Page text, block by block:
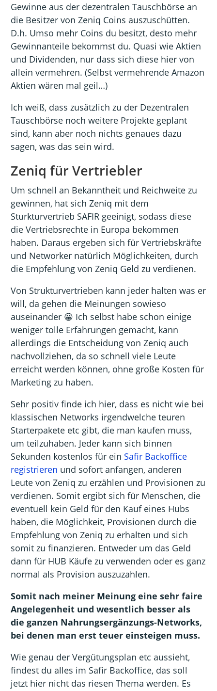
Gewinne aus der dezentralen Tauschbörse an
die Besitzer von Zeniq Coins auszuschütten.
D.h. Umso mehr Coins du besitzt, desto mehr
Gewinnanteile bekommst du. Quasi wie Aktien
und Dividenden, nur dass sich diese hier von
allein vermehren. (Selbst vermehrende Amazon
Aktien wären mal geil…)
Ich weiß, dass zusätzlich zu der Dezentralen
Tauschbörse noch weitere Projekte geplant
sind, kann aber noch nichts genaues dazu
sagen, was das sein wird.
Zeniq für Vertriebler
Um schnell an Bekanntheit und Reichweite zu
gewinnen, hat sich Zeniq mit dem
Sturkturvertrieb SAFIR geeinigt, sodass diese
die Vertriebsrechte in Europa bekommen
haben. Daraus ergeben sich für Vertriebskräfte
und Networker natürlich Möglichkeiten, durch
die Empfehlung von Zeniq Geld zu verdienen.
Von Strukturvertrieben kann jeder halten was er
will, da gehen die Meinungen sowieso
auseinander 😀 Ich selbst habe schon einige
weniger tolle Erfahrungen gemacht, kann
allerdings die Entscheidung von Zeniq auch
nachvollziehen, da so schnell viele Leute
erreicht werden können, ohne große Kosten für
Marketing zu haben.
Sehr positiv finde ich hier, dass es nicht wie bei
klassischen Networks irgendwelche teuren
Starterpakete etc gibt, die man kaufen muss,
um teilzuhaben. Jeder kann sich binnen
Sekunden kostenlos für ein Safir Backoffice
registrieren und sofort anfangen, anderen
Leute von Zeniq zu erzählen und Provisionen zu
verdienen. Somit ergibt sich für Menschen, die
eventuell kein Geld für den Kauf eines Hubs
haben, die Möglichkeit, Provisionen durch die
Empfehlung von Zeniq zu erhalten und sich
somit zu finanzieren. Entweder um das Geld
dann für HUB Käufe zu verwenden oder es ganz
normal als Provision auszuzahlen.
Somit nach meiner Meinung eine sehr faire
Angelegenheit und wesentlich besser als
die ganzen Nahrungsergänzungs-Networks,
bei denen man erst teuer einsteigen muss.
Wie genau der Vergütungsplan etc aussieht,
findest du alles im Safir Backoffice, das soll
jetzt hier nicht das riesen Thema werden. Es